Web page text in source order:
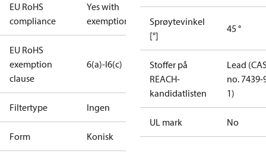
EU RoHS
compliance
Yes with
exemptions
EU RoHS
exemption
clause
6(a)-I6(c)
Filtertype Ingen
Form Konisk
Sprøytevinkel
[°]
45 °
Stoffer på
REACH-
kandidatlisten
Lead
no. 7439-
1)
UL mark No